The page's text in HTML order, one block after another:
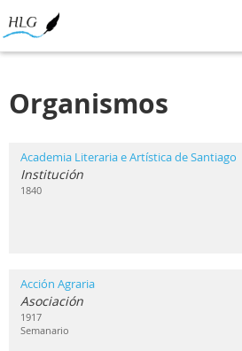
Organismos
Academia Literaria e Artística de Santiago
Institución
1840
Acción Agraria
Asociación
1917
Semanario